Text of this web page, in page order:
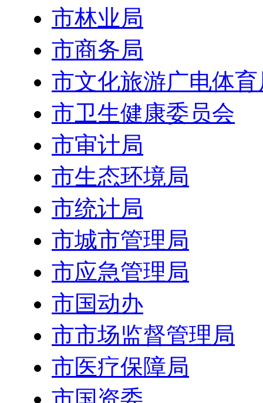
市林业局
市商务局
市文化旅游广电体育
市卫生健康委员会
市审计局
市生态环境局
市统计局
市城市管理局
市应急管理局
市国动办
市市场监督管理局
市医疗保障局